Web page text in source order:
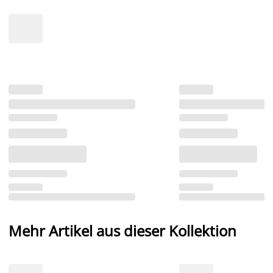
Mehr Artikel aus dieser Kollektion